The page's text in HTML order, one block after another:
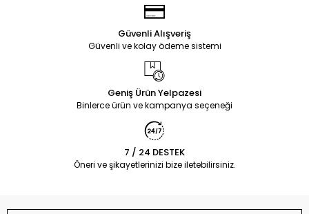
Güvenli Alışveriş
Güvenli ve kolay ödeme sistemi
Geniş Ürün Yelpazesi
Binlerce ürün ve kampanya seçeneği
7 / 24 DESTEK
Öneri ve şikayetlerinizi bize iletebilirsiniz.